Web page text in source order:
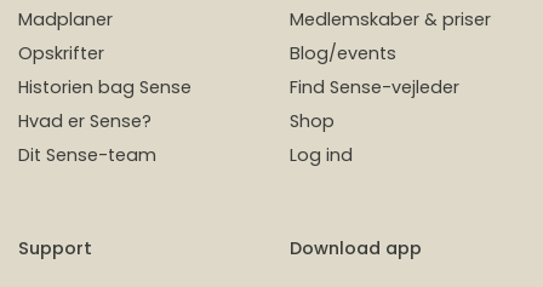
Madplaner
Opskrifter
Historien bag Sense
Hvad er Sense?
Dit Sense-team
Medlemskaber & priser
Blog/events
Find Sense-vejleder
Shop
Log ind
Support Download app